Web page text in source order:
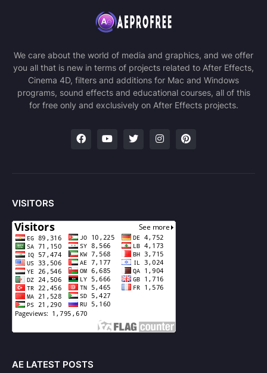
We care about the world of media and graphics, and we offer
you all that is new in terms of projects related to After Effects,
Cinema 4D, filters and additions for Mac and Windows
programs, sound effects and educational courses, all of this
for free only and exclusively on After Effects projects.
VISITORS
AE LATEST POSTS